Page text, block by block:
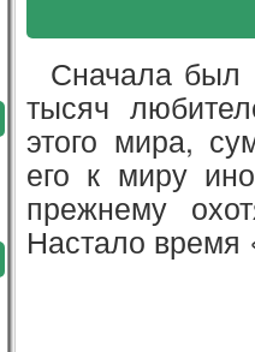
Сначала был
тысяч
этого мира,
его к миру
прежнему
Настало время